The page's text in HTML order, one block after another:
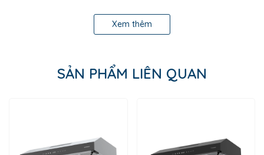
Điều Khiển Đơn Giản – 3 Cấp Độ Hút
chóng, dễ sử dụng.
Chế độ điều chỉnh hướng gió linh hoạt
Hiệu Suất Ổn Định – Vận Hành Êm Ái
Xem thêm
SẢN PHẨM LIÊN QUAN